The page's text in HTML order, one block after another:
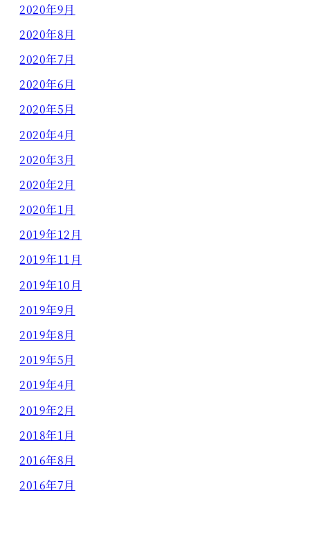
2020年9月
2020年8月
2020年7月
2020年6月
2020年5月
2020年4月
2020年3月
2020年2月
2020年1月
2019年12月
2019年11月
2019年10月
2019年9月
2019年8月
2019年5月
2019年4月
2019年2月
2018年1月
2016年8月
2016年7月